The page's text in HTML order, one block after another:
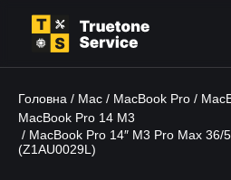
Головна / Mac / MacBook Pro /
MacBook Pro 14 M3
/ MacBook Pro 14″ M3 Pro Max 36/
(Z1AU0029L)